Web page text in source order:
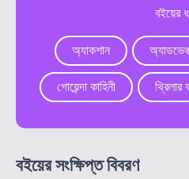
বইয়ের
অ্যাকশান
গোয়েন্দা কাহিনী
থ্রিলার
বইয়ের সংক্ষিপ্ত বিবরণ